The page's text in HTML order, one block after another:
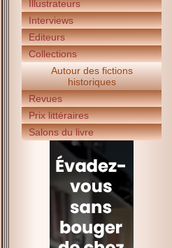
Illustrateurs
Interviews
Editeurs
Collections
Autour des fictions
historiques
Revues
Prix littéraires
Salons du livre